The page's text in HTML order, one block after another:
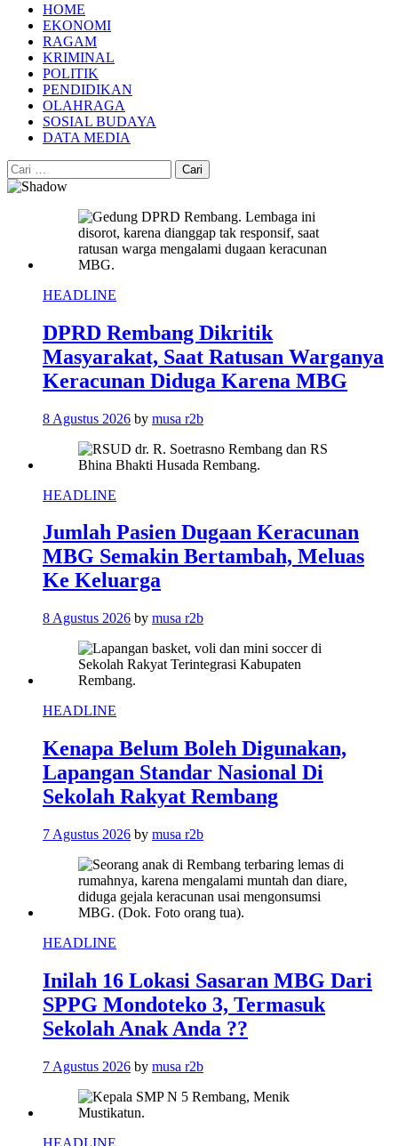
HOME
EKONOMI
RAGAM
KRIMINAL
POLITIK
PENDIDIKAN
OLAHRAGA
SOSIAL BUDAYA
DATA MEDIA
Cari
untuk:
HEADLINE
DPRD Rembang Dikritik
Masyarakat, Saat Ratusan Warganya
Keracunan Diduga Karena MBG
8 Agustus 2026 by musa r2b
HEADLINE
Jumlah Pasien Dugaan Keracunan
MBG Semakin Bertambah, Meluas
Ke Keluarga
8 Agustus 2026 by musa r2b
HEADLINE
Kenapa Belum Boleh Digunakan,
Lapangan Standar Nasional Di
Sekolah Rakyat Rembang
7 Agustus 2026 by musa r2b
HEADLINE
Inilah 16 Lokasi Sasaran MBG Dari
SPPG Mondoteko 3, Termasuk
Sekolah Anak Anda ??
7 Agustus 2026 by musa r2b
HEADLINE